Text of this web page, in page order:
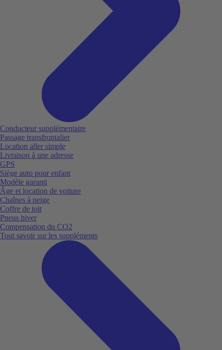
Conducteur supplémentaire
Passage transfrontalier
Location aller simple
Livraison à une adresse
GPS
Siège auto pour enfant
Modèle garanti
Âge et location de voiture
Chaînes à neige
Coffre de toit
Pneus hiver
Compensation du CO2
Tout savoir sur les suppléments